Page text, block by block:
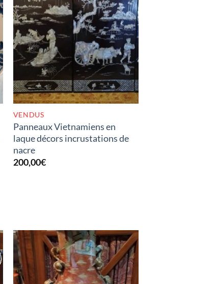
RUPTURE DE STOCK
VENDUS
Panneaux Vietnamiens en
laque décors incrustations de
nacre
200,00€